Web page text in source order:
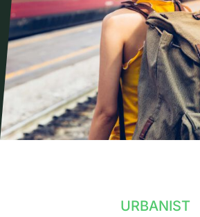
URBANIST